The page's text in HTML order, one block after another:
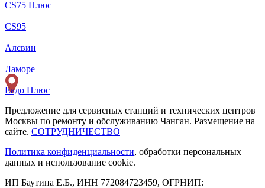
CS75 Плюс
CS95
Алсвин
Ламоре
Еадо Плюс
Предложение для сервисных станций и технических центров
Москвы по ремонту и обслуживанию Чанган. Размещение на
сайте. СОТРУДНИЧЕСТВО
Политика конфиденциальности, обработки персональных
данных и использование cookie.
ИП Баутина Е.Б., ИНН 772084723459, ОГРНИП: